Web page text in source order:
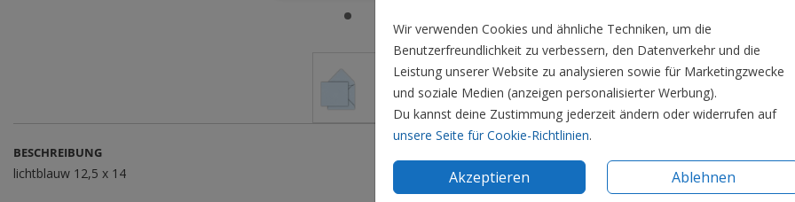
Wir verwenden Cookies und ähnliche Techniken, um die
Benutzerfreundlichkeit zu verbessern, den Datenverkehr und die
Leistung unserer Website zu analysieren sowie für Marketingzwecke
und soziale Medien (anzeigen personalisierter Werbung).
Du kannst deine Zustimmung jederzeit ändern oder widerrufen auf
unsere Seite für Cookie-Richtlinien.
Akzeptieren Ablehnen
BESCHREIBUNG
lichtblauw 12,5 x 14